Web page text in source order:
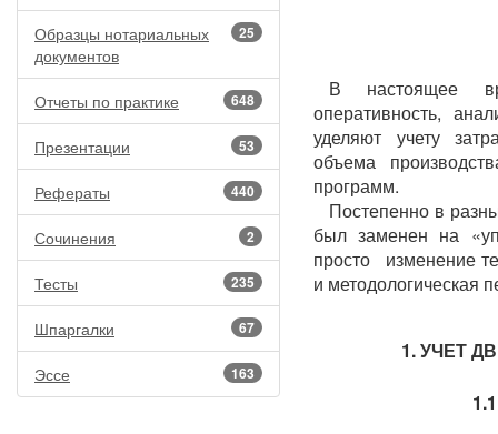
25
Образцы нотариальных
документов
648
Отчеты по практике
53
Презентации
440
Рефераты
2
Сочинения
235
Тесты
67
Шпаргалки
163
Эссе
В настоящее
оперативность,
уделяют учету
объема
программ.
Постепенно в
был заменен на
просто изменение
и методологическая
1. УЧЕТ